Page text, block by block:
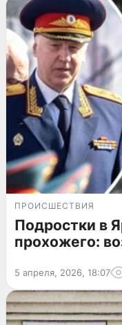
ПРОИСШЕСТВИЯ
Подростки в
прохожего:
5 апреля, 2026, 18:07